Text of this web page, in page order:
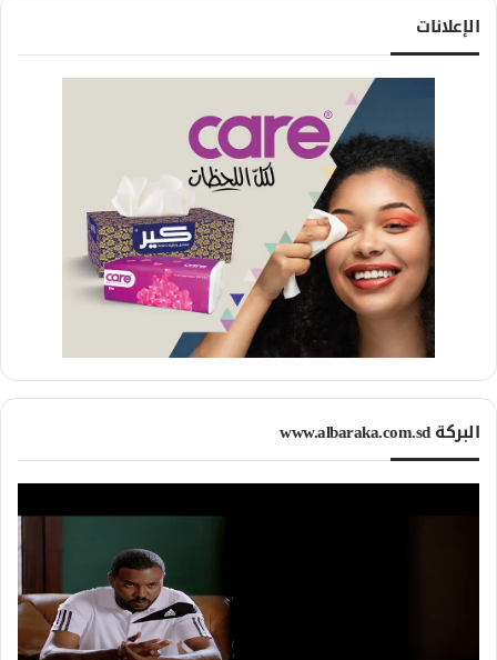
الإعلانات
البركة www.albaraka.com.sd